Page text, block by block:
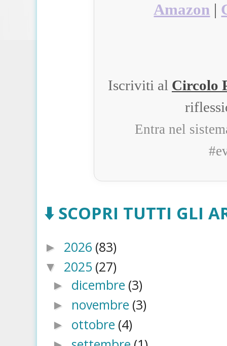
Amazon |
Iscriviti al Circolo
Entra nel
⬇️ SCOPRI TUTTI GLI
► 2026 (83)
▼ 2025 (27)
► dicembre (3)
► novembre (3)
► ottobre (4)